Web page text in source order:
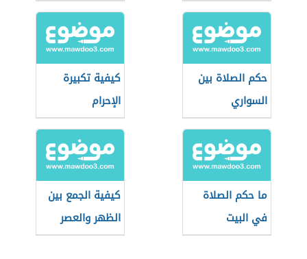
حكم الصلاة بين
السواري
كيفية تكبيرة
الإحرام
ما حكم الصلاة
في البيت
كيفية الجمع بين
الظهر والعصر